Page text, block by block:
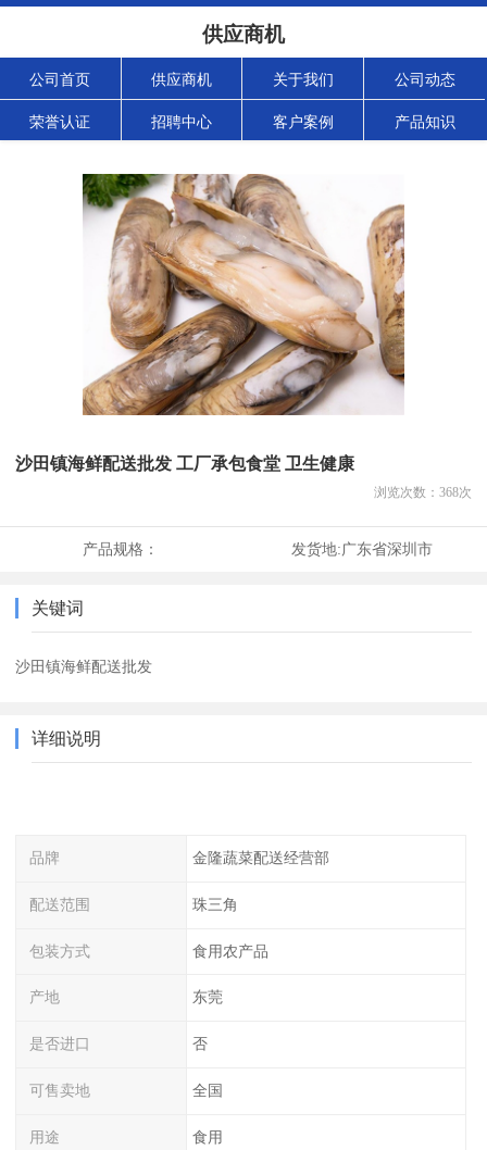
供应商机
公司首页 供应商机 关于我们 公司动态
荣誉认证 招聘中心 客户案例 产品知识
沙田镇海鲜配送批发 工厂承包食堂 卫生健康
浏览次数： 368次
产品规格： 发货地:广东省深圳市
关键词
沙田镇海鲜配送批发
详细说明
品牌 金隆蔬菜配送经营部
配送范围 珠三角
包装方式 食用农产品
产地 东莞
是否进口 否
可售卖地 全国
用途 食用